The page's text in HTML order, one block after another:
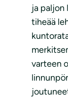
ja paljon
tiheää
varteen